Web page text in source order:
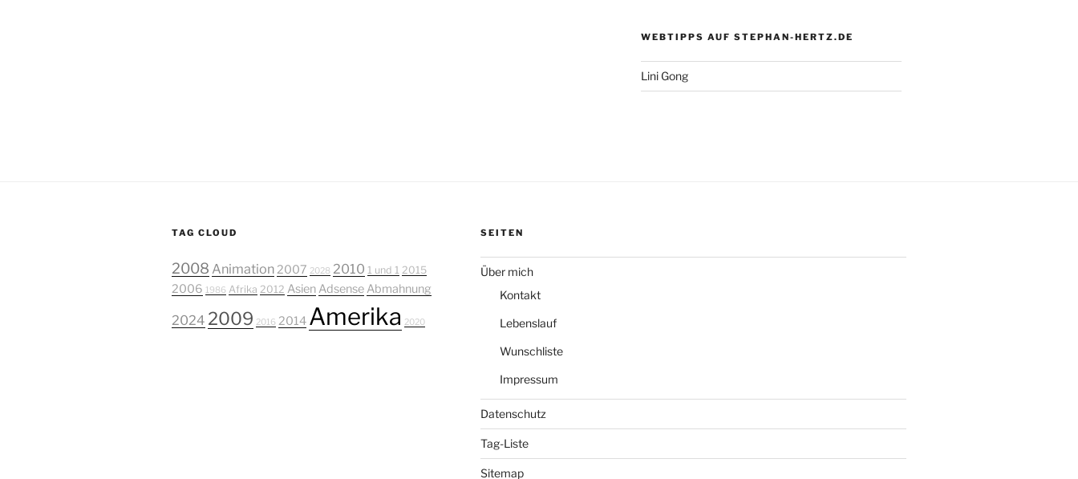
WEBTIPPS AUF STEPHAN-HERTZ.DE
Lini Gong
TAG CLOUD
2008 Animation2007 2028 2010 1 und 1 2015
2006 1986 Afrika 2012 Asien Adsense Abmahnung
2024 2009 2016 2014 Amerika 2020
SEITEN
Über mich
Kontakt
Lebenslauf
Wunschliste
Impressum
Datenschutz
Tag-Liste
Sitemap